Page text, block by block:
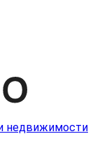
недвижимости